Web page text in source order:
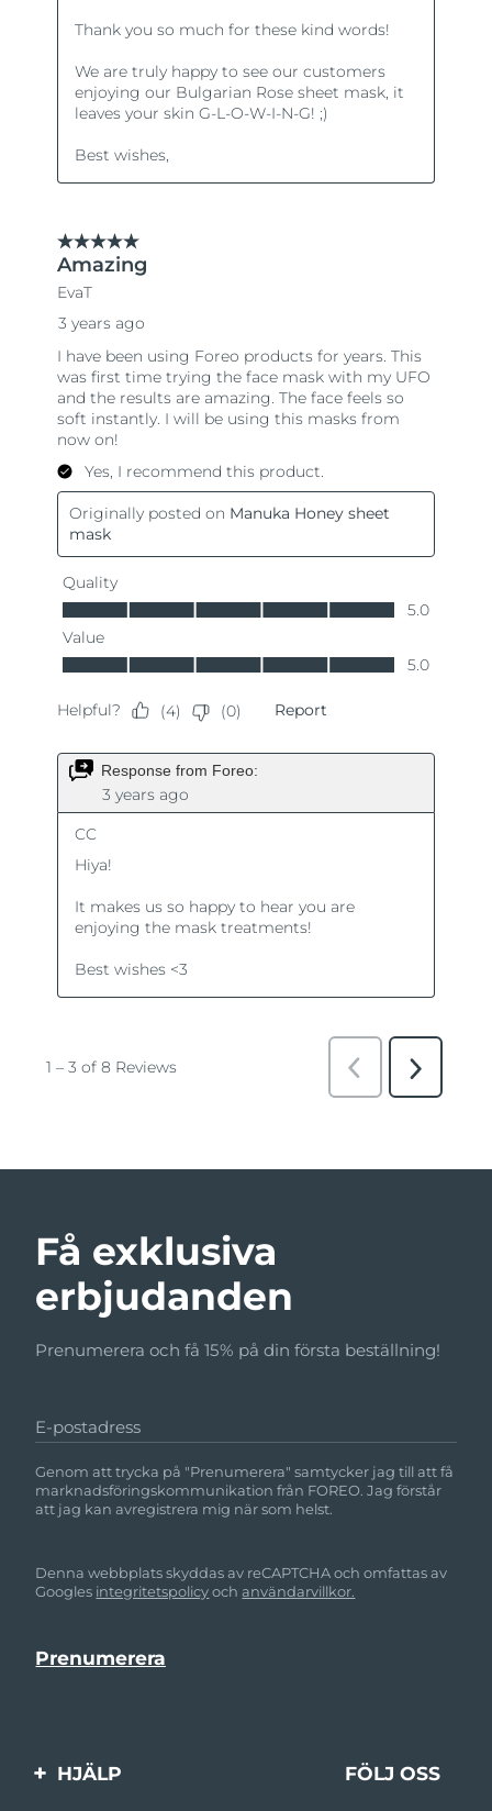
Få exklusiva
erbjudanden
Prenumerera och få 15% på din första beställning!
E-postadress
Genom att trycka på "Prenumerera" samtycker jag till att få
marknadsföringskommunikation från FOREO. Jag förstår
att jag kan avregistrera mig när som helst.
Denna webbplats skyddas av reCAPTCHA och omfattas av
Googles integritetspolicyochanvändarvillkor.
HJÄLP FÖLJ OSS